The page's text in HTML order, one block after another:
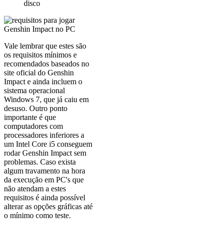
disco
Vale lembrar que estes são
os requisitos mínimos e
recomendados baseados no
site oficial do Genshin
Impact e ainda incluem o
sistema operacional
Windows 7, que já caiu em
desuso. Outro ponto
importante é que
computadores com
processadores inferiores a
um Intel Core i5 conseguem
rodar Genshin Impact sem
problemas. Caso exista
algum travamento na hora
da execução em PC's que
não atendam a estes
requisitos é ainda possível
alterar as opções gráficas até
o mínimo como teste.